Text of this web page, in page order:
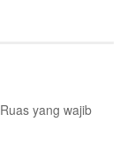
Ruas yang wajib